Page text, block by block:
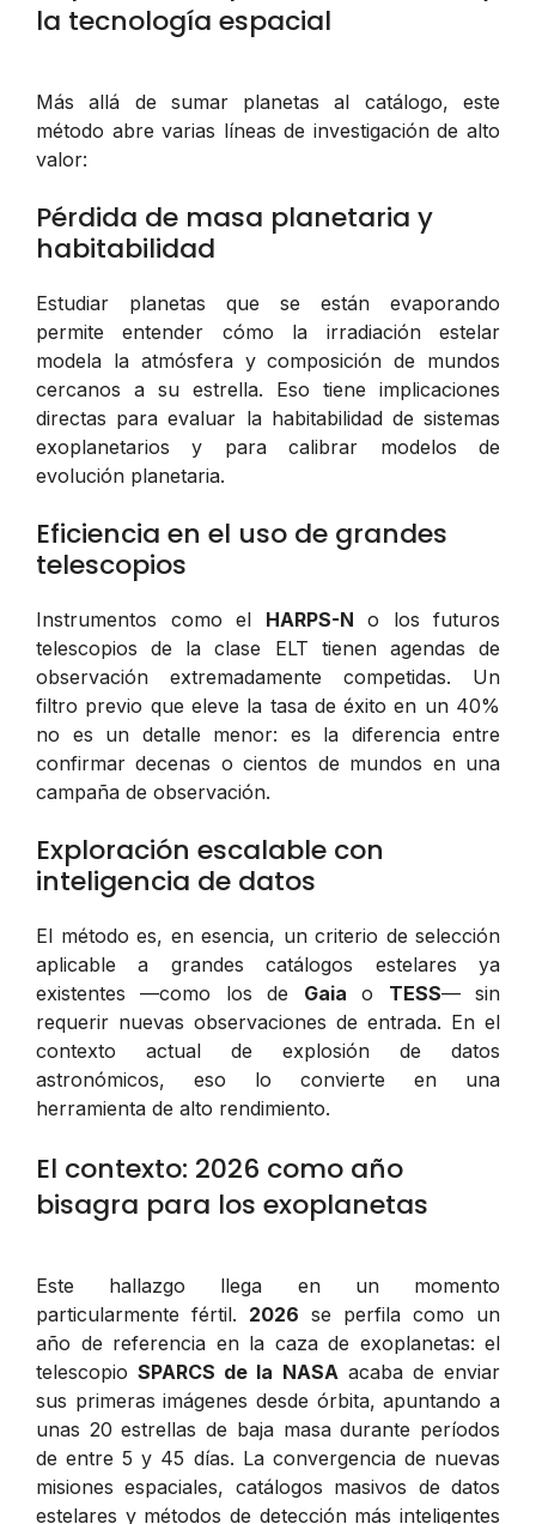
la tecnología espacial
Más allá de sumar planetas al catálogo, este
método abre varias líneas de investigación de alto
valor:
Pérdida de masa planetaria y
habitabilidad
Estudiar planetas que se están evaporando
permite entender cómo la irradiación estelar
modela la atmósfera y composición de mundos
cercanos a su estrella. Eso tiene implicaciones
directas para evaluar la habitabilidad de sistemas
exoplanetarios y para calibrar modelos de
evolución planetaria.
Eficiencia en el uso de grandes
telescopios
Instrumentos como el HARPS-N o los futuros
telescopios de la clase ELT tienen agendas de
observación extremadamente competidas. Un
filtro previo que eleve la tasa de éxito en un 40%
no es un detalle menor: es la diferencia entre
confirmar decenas o cientos de mundos en una
campaña de observación.
Exploración escalable con
inteligencia de datos
El método es, en esencia, un criterio de selección
aplicable a grandes catálogos estelares ya
existentes —como los de Gaia o TESS— sin
requerir nuevas observaciones de entrada. En el
contexto actual de explosión de datos
astronómicos, eso lo convierte en una
herramienta de alto rendimiento.
El contexto: 2026 como año
bisagra para los exoplanetas
Este hallazgo llega en un momento
particularmente fértil. 2026 se perfila como un
año de referencia en la caza de exoplanetas: el
telescopioSPARCS de la NASA acaba de enviar
sus primeras imágenes desde órbita, apuntando a
unas 20 estrellas de baja masa durante períodos
de entre 5 y 45 días. La convergencia de nuevas
misiones espaciales, catálogos masivos de datos
estelares y métodos de detección más inteligentes